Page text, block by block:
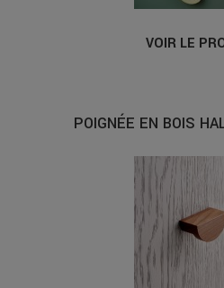
VOIR LE
POIGNÉE EN BOIS